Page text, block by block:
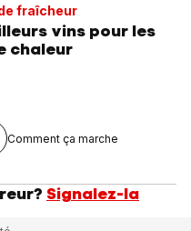
fraîcheur
vins pour les
chaleur
Comment ça marche
Signalez-la